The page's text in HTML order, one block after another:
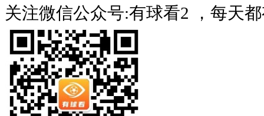
关注微信公众号:有球看2 ，每天